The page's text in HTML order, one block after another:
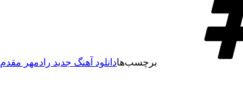
برچسب‌هادانلود آهنگ جدید رادمهر مقدم